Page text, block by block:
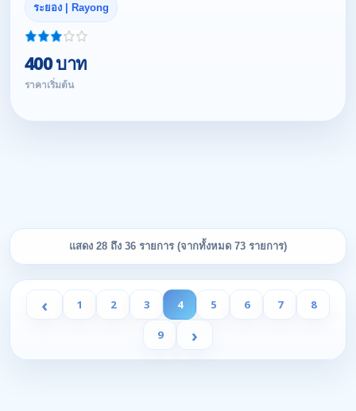
ระยอง | Rayong
400 บาท
ราคาเริ่มต้น
แสดง 28 ถึง 36 รายการ (จากทั้งหมด 73 รายการ)
‹ 1 2 3 4 5 6 7 8
9 ›